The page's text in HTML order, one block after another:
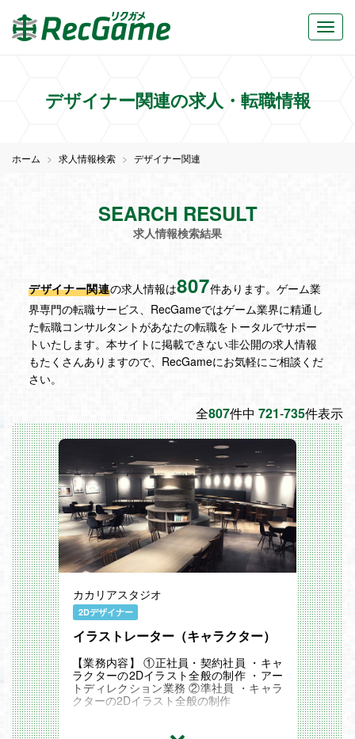
デザイナー関連の求人・転職情報
ホーム 求人情報検索 デザイナー関連
SEARCH RESULT
求人情報検索結果
デザイナー関連の求人情報は807件あります。ゲーム業
界専門の転職サービス、RecGameではゲーム業界に精通し
た転職コンサルタントがあなたの転職をトータルでサポー
トいたします。本サイトに掲載できない非公開の求人情報
もたくさんありますので、RecGameにお気軽にご相談くだ
さい。
全807件中 721-735件表示
カカリアスタジオ
2Dデザイナー
イラストレーター（キャラクター）
【業務内容】 ①正社員・契約社員 ・キャ
ラクターの2Dイラスト全般の制作 ・アー
トディレクション業務 ②準社員 ・キャラ
クターの2Dイラスト全般の制作